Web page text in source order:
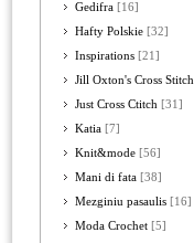
Gedifra [16]
Hafty Polskie [32]
Inspirations [21]
Jill Oxton's Cross Stitch
Just Cross Ctitch [31]
Katia [7]
Knit&mode [56]
Mani di fata [38]
Mezginiu pasaulis [16]
Moda Crochet [5]